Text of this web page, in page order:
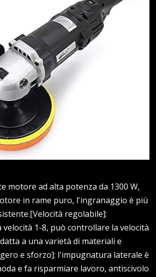
motore ad alta potenza da 1300 W,
in rame puro, l'ingranaggio è più
regolabile]:
velocità 1-8, può controllare la velocità
a una varietà di materiali e
e sforzo]: l'impugnatura laterale è
e fa risparmiare lavoro, antiscivolo